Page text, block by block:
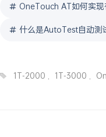
OneTouch AT如何实现
什么是AutoTest自动测
1T-2000 , 1T-3000 ,